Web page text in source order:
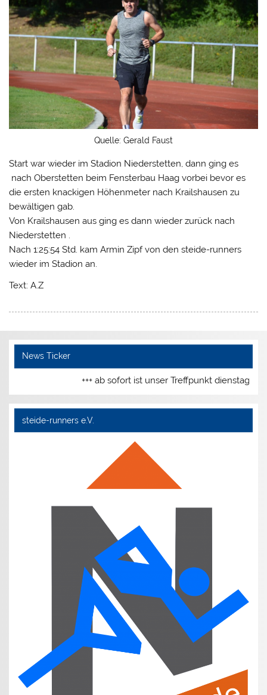
Quelle: Gerald Faust
Start war wieder im Stadion Niederstetten, dann ging es
nach Oberstetten beim Fensterbau Haag vorbei bevor es
die ersten knackigen Höhenmeter nach Krailshausen zu
bewältigen gab.
Von Krailshausen aus ging es dann wieder zurück nach
Niederstetten .
Nach 1:25:54 Std. kam Armin Zipf von den steide-runners
wieder im Stadion an.
Text: A.Z
News Ticker
+++ ab sofort ist unser Treffpunkt dienstags
steide-runners e.V.